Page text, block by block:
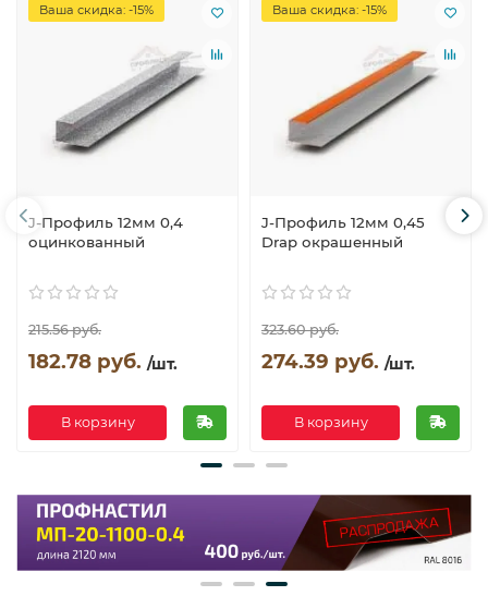
Ваша скидка: -15%
J-Профиль 12мм 0,4
оцинкованный
215.56 руб.
182.78 руб. /шт.
В корзину
Ваша скидка: -15%
J-Профиль 12мм 0,45
Drap окрашенный
323.60 руб.
274.39 руб. /шт.
В корзину